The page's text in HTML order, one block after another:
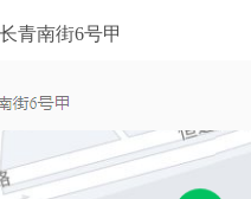
青南街6号甲